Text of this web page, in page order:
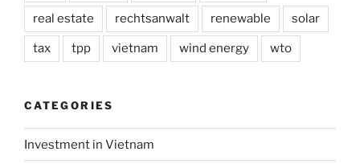
real estate rechtsanwalt renewable solar
tax tpp vietnam wind energy wto
CATEGORIES
Investment in Vietnam